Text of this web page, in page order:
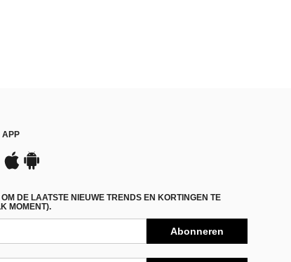
APP
DE LAATSTE NIEUWE TRENDS EN KORTINGEN TE
MOMENT).
Abonneren